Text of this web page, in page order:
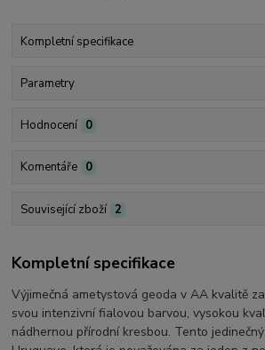
Kompletní specifikace
Parametry
Hodnocení 0
Komentáře 0
Související zboží 2
Kompletní specifikace
Výjimečná ametystová geoda v AA kvalitě
svou intenzivní fialovou barvou, vysokou
nádhernou přírodní kresbou. Tento